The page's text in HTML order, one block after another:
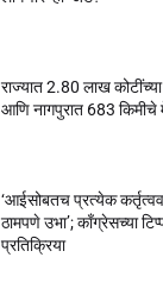
राज्यात 2.80 लाख
आणि नागपुरात 683 किमीचे
‘आईसोबतच प्रत्येक
ठामपणे उभा’; काँग्रेसच्या
प्रतिक्रिया